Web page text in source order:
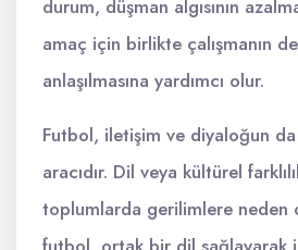
durum, düşman algısının
amaç için birlikte çalışmanın
anlaşılmasına yardımcı olur.
Futbol, iletişim ve diyaloğun
aracıdır. Dil veya kültürel
toplumlarda gerilimlere neden